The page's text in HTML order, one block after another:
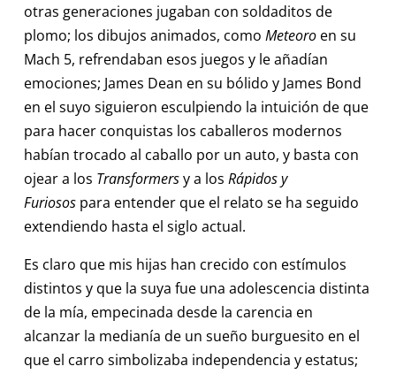
otras generaciones jugaban con soldaditos de
plomo; los dibujos animados, como Meteoroen su
Mach 5, refrendaban esos juegos y le añadían
emociones; James Dean en su bólido y James Bond
en el suyo siguieron esculpiendo la intuición de que
para hacer conquistas los caballeros modernos
habían trocado al caballo por un auto, y basta con
ojear a los Transformersy a los Rápidos y
Furiosospara entender que el relato se ha seguido
extendiendo hasta el siglo actual.
Es claro que mis hijas han crecido con estímulos
distintos y que la suya fue una adolescencia distinta
de la mía, empecinada desde la carencia en
alcanzar la medianía de un sueño burguesito en el
que el carro simbolizaba independencia y estatus;